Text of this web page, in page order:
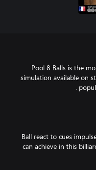
Pool 8 Balls is the
simulation available on
Ball react to cues
can achieve in this